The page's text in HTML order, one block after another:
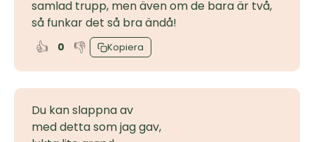
samlad trupp, men även om de bara är två,
så funkar det så bra ändå!
👍 0 👎 Kopiera
Du kan slappna av
med detta som jag gav,